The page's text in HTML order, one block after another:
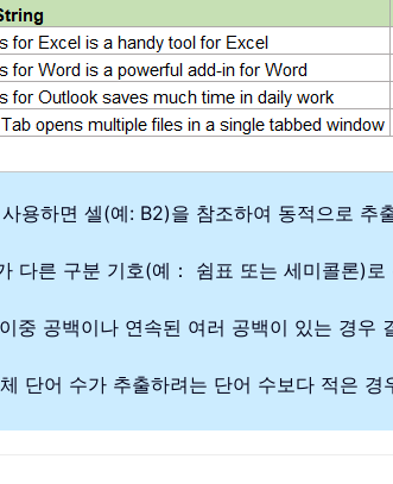
용하면 셀(예: B2)을 참조하여 동적으로 추
다른 구분 기호(예： 쉼표 또는 세미콜론)
중 공백이나 연속된 여러 공백이 있는 경우
단어 수가 추출하려는 단어 수보다 적은 경